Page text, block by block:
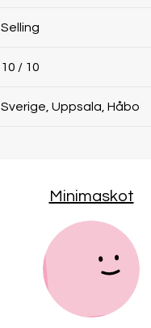
Selling
10 / 10
Sverige, Uppsala, Håbo
Minimaskot